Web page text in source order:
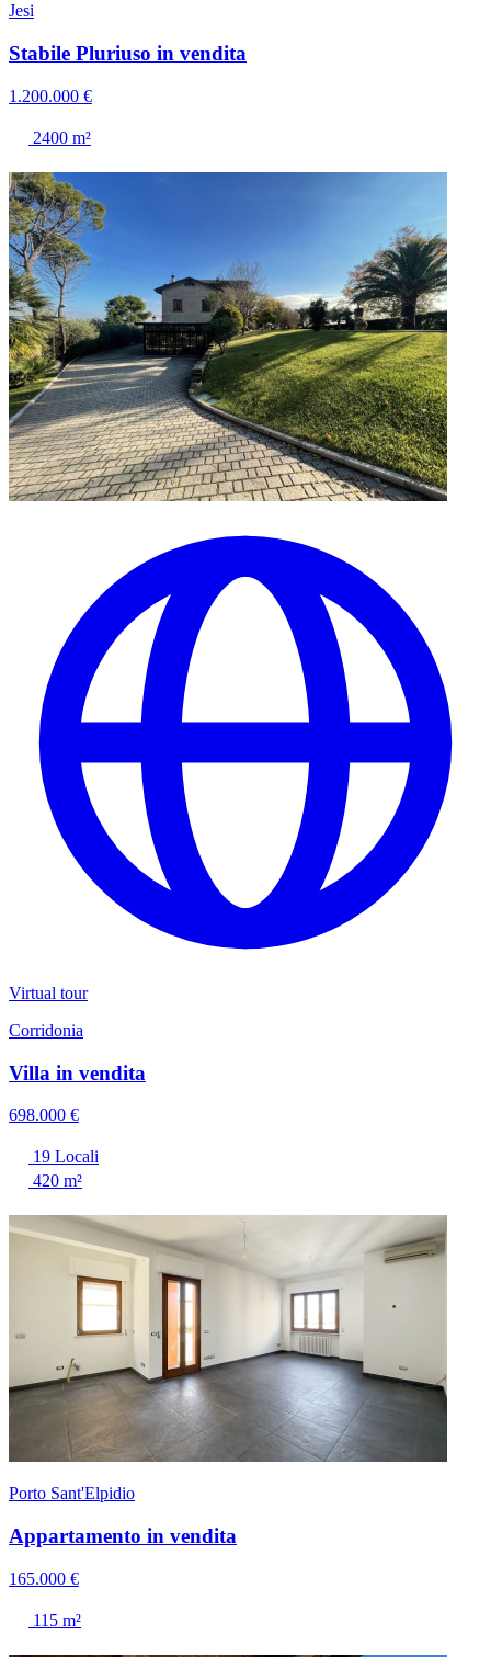
Jesi
Stabile Pluriuso in vendita
1.200.000 €
2400 m²
Virtual tour
Corridonia
Villa in vendita
698.000 €
19 Locali
420 m²
Porto Sant'Elpidio
Appartamento in vendita
165.000 €
115 m²